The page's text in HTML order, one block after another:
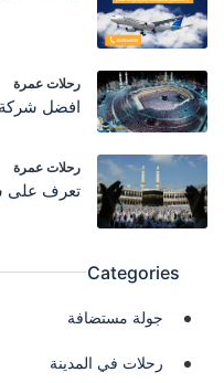
رحلات عمرة
افضل
رحلات عمرة
تعرف على
Categories
جولة مستضافة
رحلات في المدينة